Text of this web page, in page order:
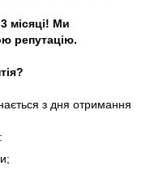
місяці! Ми
репутацію.
з дня отримання